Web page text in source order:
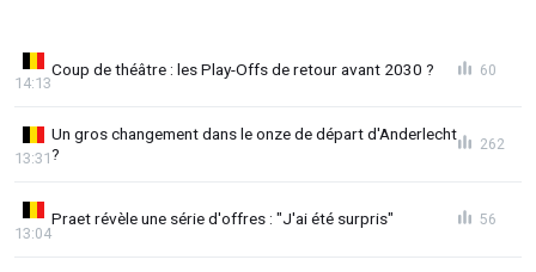
Coup de théâtre : les Play-Offs de retour avant 2030 ?
14:13
60
Un gros changement dans le onze de départ d'Anderlecht
?
13:31
262
Praet révèle une série d'offres : "J'ai été surpris"
13:04
56